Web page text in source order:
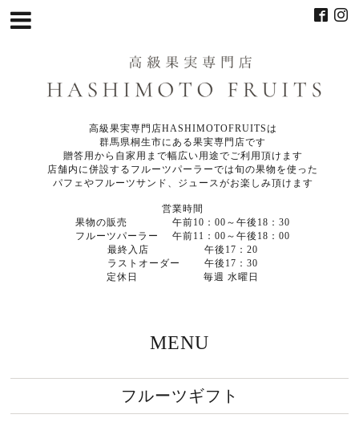
高級果実専門店HASHIMOTOFRUITSは
群馬県桐生市にある果実専門店です
贈答用から自家用まで幅広い用途でご利用頂けます
店舗内に併設するフルーツパーラーでは旬の果物を使った
パフェやフルーツサンド、ジュースがお楽しみ頂けます
営業時間
果物の販売 午前10：00～午後18：30
フルーツパーラー 午前11：00～午後18：00
最終入店 午後17：20
ラストオーダー 午後17：30
定休日 毎週 水曜日
MENU
フルーツギフト